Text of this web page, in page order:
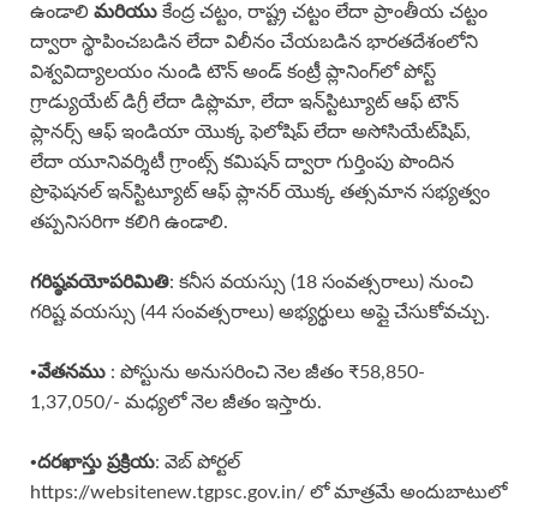
ఉండాలి మరియు కేంద్ర చట్టం, రాష్ట్ర చట్టం లేదా ప్రాంతీయ చట్టం
ద్వారా స్థాపించబడిన లేదా విలీనం చేయబడిన భారతదేశంలోని
విశ్వవిద్యాలయం నుండి టౌన్ అండ్ కంట్రీ ప్లానింగ్‌లో పోస్ట్
గ్రాడ్యుయేట్ డిగ్రీ లేదా డిప్లొమా, లేదా ఇన్‌స్టిట్యూట్ ఆఫ్ టౌన్
ప్లానర్స్ ఆఫ్ ఇండియా యొక్క ఫెలోషిప్ లేదా అసోసియేట్‌షిప్,
లేదా యూనివర్శిటీ గ్రాంట్స్ కమిషన్ ద్వారా గుర్తింపు పొందిన
ప్రొఫెషనల్ ఇన్‌స్టిట్యూట్ ఆఫ్ ప్లానర్ యొక్క తత్సమాన సభ్యత్వం
తప్పనిసరిగా కలిగి ఉండాలి.
గరిష్ఠవయోపరిమితి: కనీస వయస్సు (18 సంవత్సరాలు) నుంచి
గరిష్ట వయస్సు (44 సంవత్సరాలు) అభ్యర్థులు అప్లై చేసుకోవచ్చు.
•వేతనము : పోస్టును అనుసరించి నెల జీతం ₹58,850-
1,37,050/- మధ్యలో నెల జీతం ఇస్తారు.
•దరఖాస్తు ప్రక్రియ: వెబ్ పోర్టల్
https://websitenew.tgpsc.gov.in/ లో మాత్రమే అందుబాటులో